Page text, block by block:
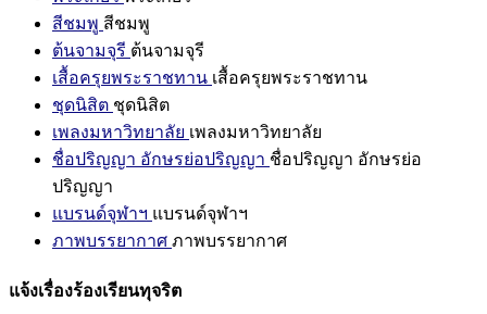
สีชมพู สีชมพู
ต้นจามจุรี ต้นจามจุรี
เสื้อครุยพระราชทาน เสื้อครุยพระราชทาน
ชุดนิสิต ชุดนิสิต
เพลงมหาวิทยาลัย เพลงมหาวิทยาลัย
ชื่อปริญญา อักษรย่อปริญญา ชื่อปริญญา อักษรย่อ
ปริญญา
แบรนด์จุฬาฯ แบรนด์จุฬาฯ
ภาพบรรยากาศ ภาพบรรยากาศ
แจ้งเรื่องร้องเรียนทุจริต